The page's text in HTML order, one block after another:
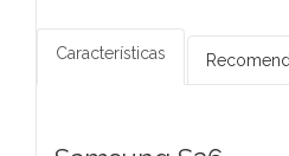
Características